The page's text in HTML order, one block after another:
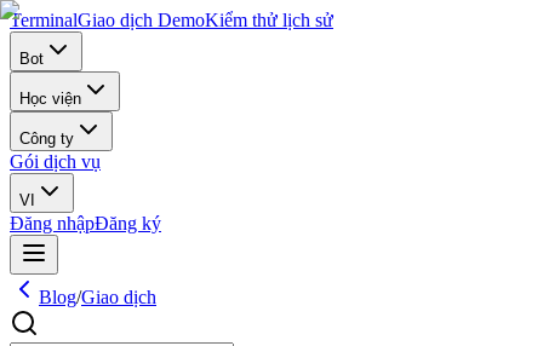
TerminalGiao dịch DemoKiểm thử lịch sử
Bot
Học viện
Công ty
Gói dịch vụ
VI
Đăng nhậpĐăng ký
Blog/Giao dịch